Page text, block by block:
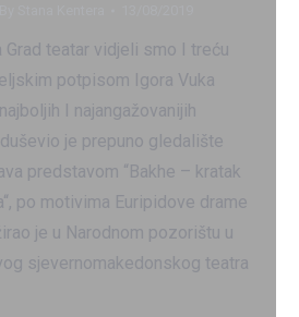
Grad teatar vidjeli smo I treću
potpisom Igora Vuka
I najangažovanijih
je prepuno gledalište
predstavom “Bakhe – kratak
po motivima Euripidove drame
je u Narodnom pozorištu u
sjevernomakedonskog teatra